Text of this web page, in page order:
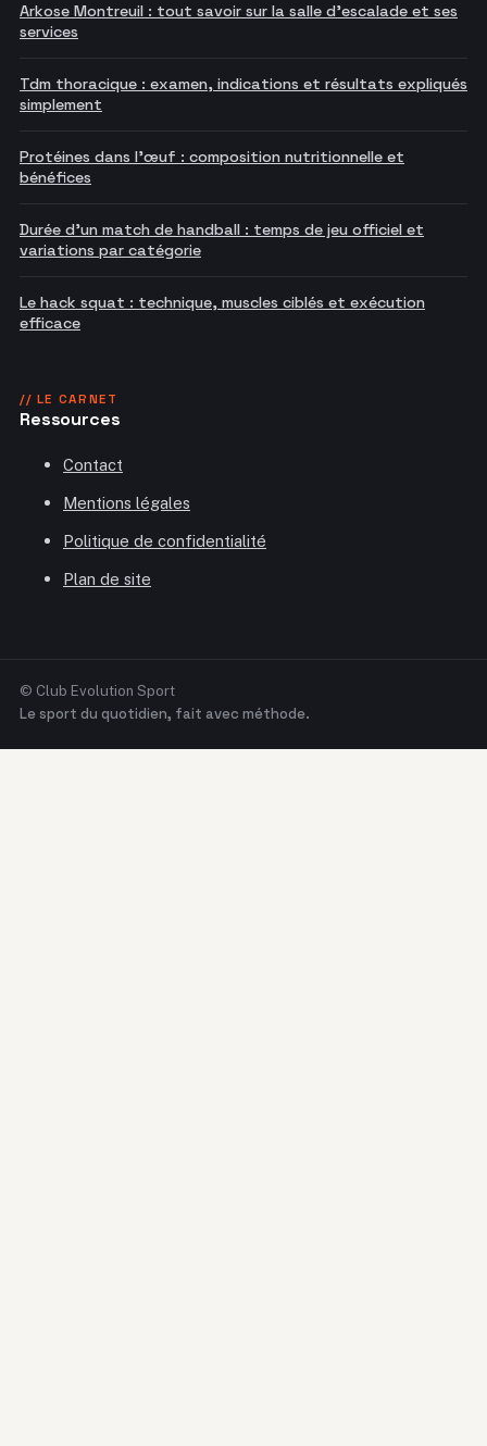
Arkose Montreuil : tout savoir sur la salle d'escalade et ses
services
Tdm thoracique : examen, indications et résultats expliqués
simplement
Protéines dans l'œuf : composition nutritionnelle et
bénéfices
Durée d'un match de handball : temps de jeu officiel et
variations par catégorie
Le hack squat : technique, muscles ciblés et exécution
efficace
// LE CARNET
Ressources
Contact
Mentions légales
Politique de confidentialité
Plan de site
© Club Evolution Sport
Le sport du quotidien, fait avec méthode.